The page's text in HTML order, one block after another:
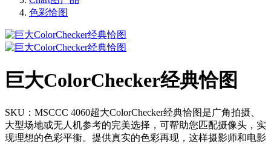
色彩恰图
巨大ColorChecker经典恰图
SKU：MSCCC 4060超大ColorChecker经典恰图是广角拍摄、
大型场地或无人机参考的完美选择，可帮助您匹配摄像头，实
现理想的色彩平衡。提供真实的色彩再现，这样摄影师和电影